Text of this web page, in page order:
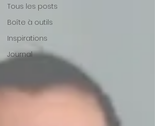
Tous les posts
Boîte à outils
Inspirations
Journal